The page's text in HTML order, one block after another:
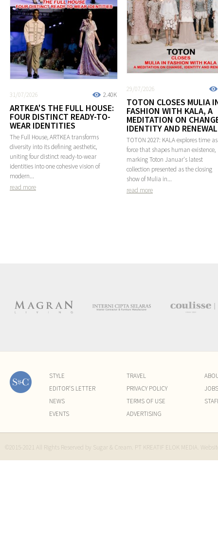
2.40K
31/07/2026
ARTKEA'S THE FULL HOUSE:
FOUR DISTINCT READY-TO-
WEAR IDENTITIES
The Full House, ARTKEA transforms
diversity into its defining aesthetic,
uniting four distinct ready-to-wear
identities into one cohesive vision of
modern...
read more
29/07/2026
TOTON CLOSES MULIA
FASHION WITH KALA, A
MEDITATION ON
IDENTITY AND RENEWAL
TOTON 2027: KALA explores time
force that shapes human existence,
marking Toton Januar's latest
collection presented as the closing
show of Mulia in...
read more
STYLE
EDITOR'S LETTER
NEWS
EVENTS
TRAVEL
PRIVACY POLICY
TERMS OF USE
ADVERTISING
JOBS
©2015-2021 All Rights Reserved by Sugar & Cream. PT KREATIF ELOK MEDIA.